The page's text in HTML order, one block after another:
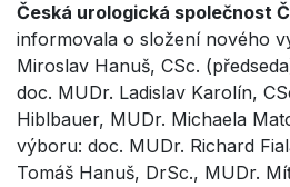
Česká urologická společnost
informovala o složení nového
Miroslav Hanuš, CSc.
doc. MUDr. Ladislav Karolín,
Hiblbauer, MUDr. Michaela
výboru: doc. MUDr. Richard
Tomáš Hanuš, DrSc., MUDr.